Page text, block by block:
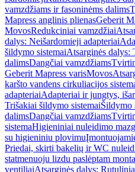
vamzdžiams ir fasoninėms dalims
Mapress anglinis plienasGeberit
MovosRedukciniai vamzdžiai
dalys: Neišardomieji adapteriai
šildymo sistemaiAtsarginės dalys:
dalimsDangčiai vamzdžiams
Geberit Mapress varisMovos
karšto vandens cirkuliacijos
adapteriaiAdapteriai ir jungtys,
Trišakiai šildymo sistemaiŠildymo
dalimsDangčiai vamzdžiams
sistemaHigieniniai nuleidimo
su higieniniu plovimu
Priedai, skirti bakelių ir WC
statmenuoju lizdu paslėptam
ventiliaiAtsarginės dalys: